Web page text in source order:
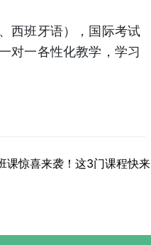
西班牙语），国际考试
对一各性化教学，学习
课惊喜来袭！这3门课程快来